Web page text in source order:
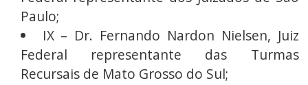
Paulo;
IX – Dr. Fernando Nardon Nielsen, Juiz
Federal representante das Turmas
Recursais de Mato Grosso do Sul;